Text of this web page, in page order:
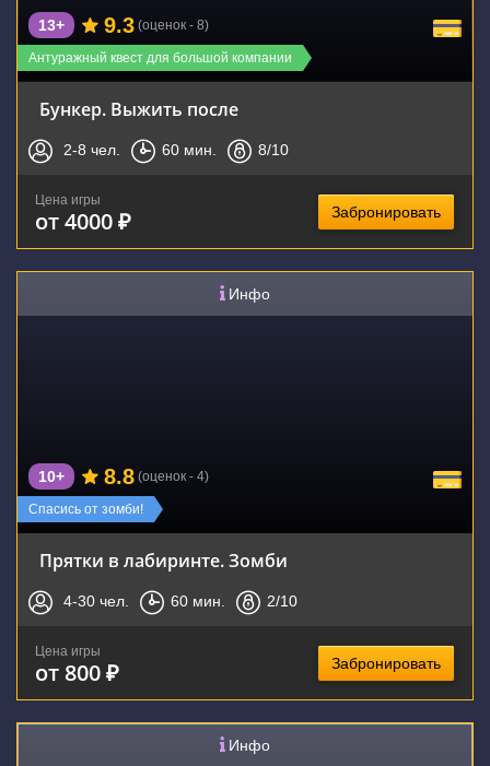
Антуражный квест для большой компании
13+ 9.3 (оценок - 8)
Бункер. Выжить после
2-8 чел. 60 мин. 8/10
Цена игры
от 4000 ₽ Забронировать
Инфо
Спасись от зомби!
10+ 8.8 (оценок - 4)
Прятки в лабиринте. Зомби
4-30 чел. 60 мин. 2/10
Цена игры
от 800 ₽ Забронировать
Инфо